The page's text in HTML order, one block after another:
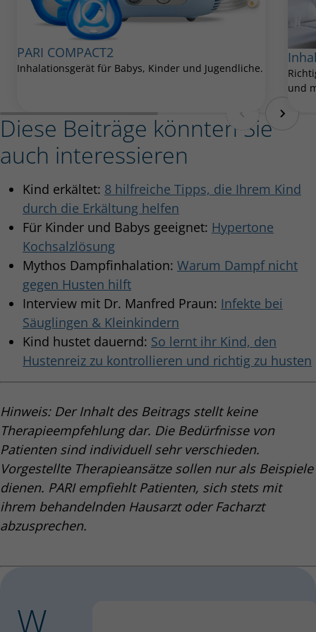
PARI COMPACT2
Inhalationsgerät für Babys, Kinder und Jugendliche.
und
Diese Beiträge könnten Sie
auch interessieren
Kind erkältet: 8 hilfreiche Tipps, die Ihrem Kind
durch die Erkältung helfen
Für Kinder und Babys geeignet: Hypertone
Kochsalzlösung
Mythos Dampfinhalation: Warum Dampf nicht
gegen Husten hilft
Interview mit Dr. Manfred Praun: Infekte bei
Säuglingen & Kleinkindern
Kind hustet dauernd: So lernt ihr Kind, den
Hustenreiz zu kontrollieren und richtig zu husten
Hinweis: Der Inhalt des Beitrags stellt keine
Therapieempfehlung dar. Die Bedürfnisse von
Patienten sind individuell sehr verschieden.
Vorgestellte Therapieansätze sollen nur als Beispiele
dienen. PARI empfiehlt Patienten, sich stets mit
ihrem behandelnden Hausarzt oder Facharzt
abzusprechen.
W